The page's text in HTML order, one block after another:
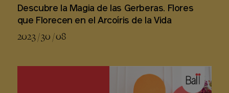
Descubre la Magia de las Gerberas. Flores
que Florecen en el Arcoíris de la Vida
2023 / 30 / 08